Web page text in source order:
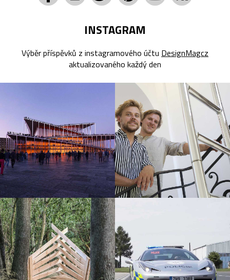
INSTAGRAM
Výběr příspěvků z instagramového účtu DesignMagcz
aktualizovaného každý den